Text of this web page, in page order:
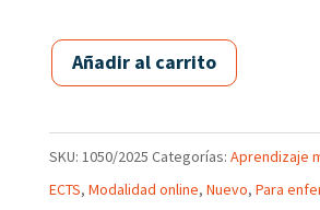
Añadir al carrito
SKU: 1050/2025 Categorías: Aprendizaje
ECTS, Modalidad online, Nuevo, Para